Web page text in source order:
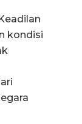
kondisi